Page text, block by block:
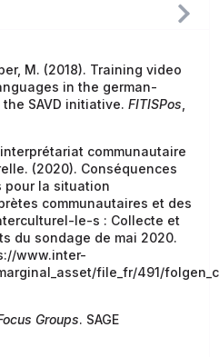
M. (2018). Training video
in the german-
SAVD initiative. FITISPos
communautaire
(2020). Conséquences
pour la situation
communautaires et des
le-s : Collecte et
du sondage de mai 2020.
www.inter-
file_fr/491/
Groups. SAGE